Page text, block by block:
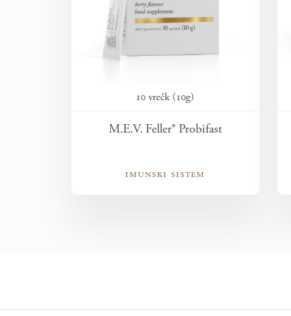
10 vrečk (10g)
M.E.V. Feller® Probifast
imunski sistem